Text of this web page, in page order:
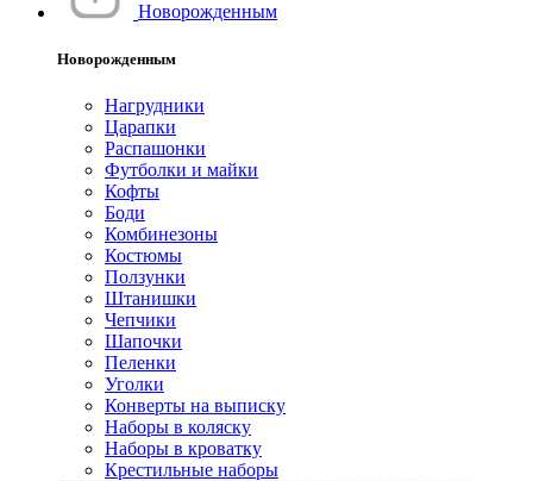
Новорожденным
Новорожденным
Нагрудники
Царапки
Распашонки
Футболки и майки
Кофты
Боди
Комбинезоны
Костюмы
Ползунки
Штанишки
Чепчики
Шапочки
Пеленки
Уголки
Конверты на выписку
Наборы в коляску
Наборы в кроватку
Крестильные наборы